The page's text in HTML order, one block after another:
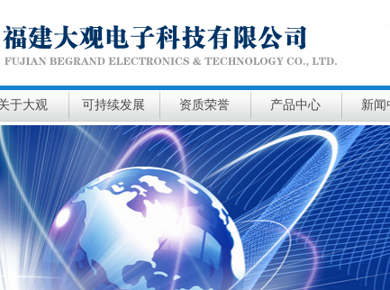
于大观 可持续发展 资质荣誉 产品中心 新闻